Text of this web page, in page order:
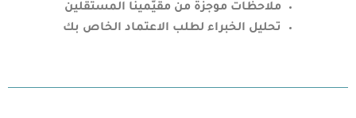
ملاحظات موجزة من مقيّمينا المستقلين
تحليل الخبراء لطلب الاعتماد الخاص بك